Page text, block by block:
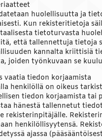
huolellisuutta ja
Kun rekisteritietoja
tietoturvasta
että tallennettuja tietoja
kannalta kriittisiä
joiden työnkuvaan se
vaatia tiedon korjaamista
henkilöllä on oikeus
tiedon korjaamista
hänestä tallennetut
rekisterinpitäjälle.
henkilöllisyytensä.
ajassa